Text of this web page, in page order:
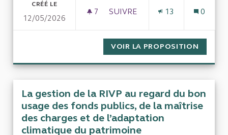
CRÉÉ LE
12/05/2026
7 7 ABONNÉS
SUIVRE
13 0
VOIR LA PROPOSITION
La gestion de la RIVP au regard du bon
usage des fonds publics, de la maîtrise
des charges et de l’adaptation
climatique du patrimoine